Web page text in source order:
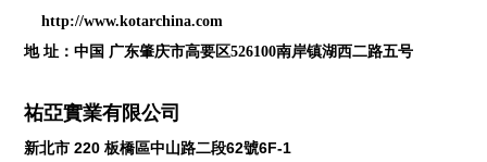
http://www.kotarchina.com
地 址：中国 广东肇庆市高要区526100南岸镇湖西二路五号
祐亞實業有限公司
新北市220 板橋區中山路二段62號6F-1